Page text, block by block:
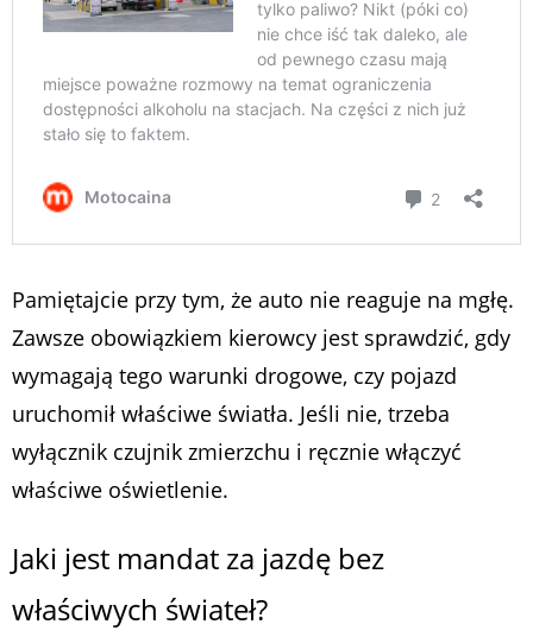
Pamiętajcie przy tym, że auto nie reaguje na mgłę.
Zawsze obowiązkiem kierowcy jest sprawdzić, gdy
wymagają tego warunki drogowe, czy pojazd
uruchomił właściwe światła. Jeśli nie, trzeba
wyłącznik czujnik zmierzchu i ręcznie włączyć
właściwe oświetlenie.
Jaki jest mandat za jazdę bez
właściwych świateł?